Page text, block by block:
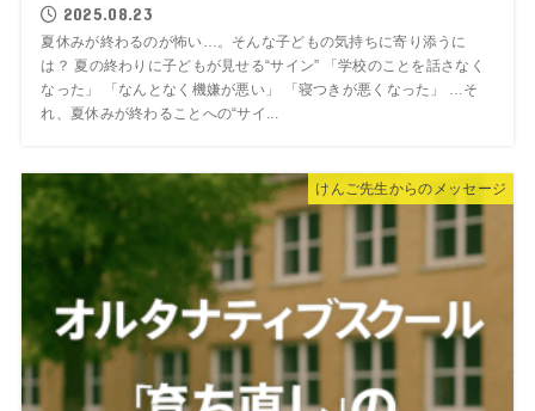
2025.08.23
夏休みが終わるのが怖い…。そんな子どもの気持ちに寄り添うに
は？ 夏の終わりに子どもが見せる“サイン” 「学校のことを話さなく
なった」 「なんとなく機嫌が悪い」 「寝つきが悪くなった」 …そ
れ、夏休みが終わることへの“サイ...
けんご先生からのメッセージ